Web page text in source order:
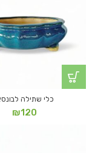
כלי שתילה
₪120